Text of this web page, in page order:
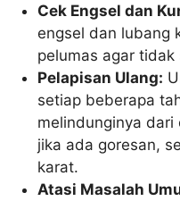
Cek Engsel dan
engsel dan lubang
pelumas agar
Pelapisan Ulang:
setiap beberapa
melindunginya
jika ada goresan,
karat.
Atasi Masalah